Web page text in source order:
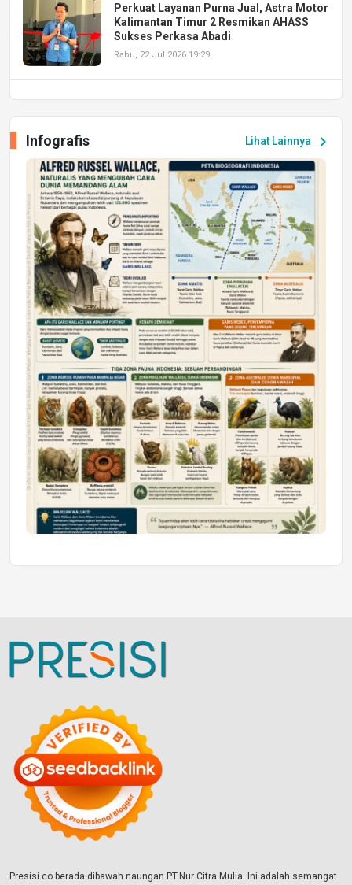
Perkuat Layanan Purna Jual, Astra Motor
Kalimantan Timur 2 Resmikan AHASS
Sukses Perkasa Abadi
Rabu, 22 Jul 2026 19:29
Peluang Kerja dan Magang
Jumat, 17 Jul 2026 22:30
DAERAH
Astra Motor Kalimantan Timur 2 Dukung
Mahasiswa Samarinda dalam Astra
Honda SDGs Future Leaders 2026
Jumat, 10 Jul 2026 19:01
Lihat Lainnya chevron_right
Infografis
Presisi.co berada dibawah naungan PT.Nur Citra Mulia. Ini adalah semangat